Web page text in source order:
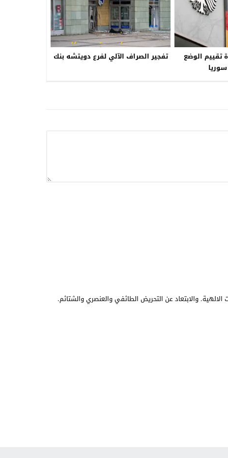
تقييم الوضع
تفجير الصراف الآلي لفرع دويتشه بنك
والابتعاد عن التحريض الطائفي والعنصري والشتائم.